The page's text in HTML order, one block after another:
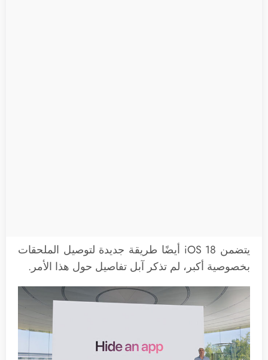
يتضمن ‌iOS 18‌ أيضًا طريقة جديدة لتوصيل الملحقات
بخصوصية أكبر، لم تذكر آبل تفاصيل حول هذا الأمر.